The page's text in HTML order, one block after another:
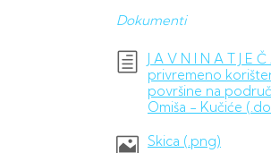
Dokumenti
J A V N I N A T J E Č
privremeno
površine na
Omiša - Kučiće
Skica (.png)